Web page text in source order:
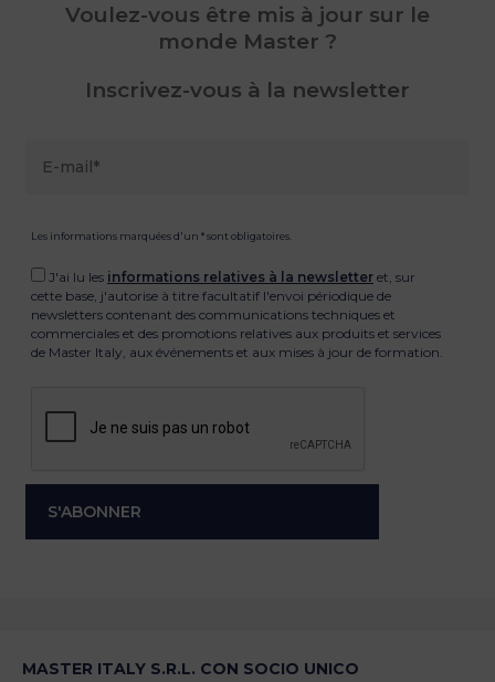
Voulez-vous être mis à jour sur le
monde Master ?
Inscrivez-vous à la newsletter
Les informations marquées d'un * sont obligatoires.
J'ai lu les informations relatives à la newsletter et, sur
cette base, j'autorise à titre facultatif l'envoi périodique de
newsletters contenant des communications techniques et
commerciales et des promotions relatives aux produits et services
de Master Italy, aux événements et aux mises à jour de formation.
MASTER ITALY S.R.L. CON SOCIO UNICO